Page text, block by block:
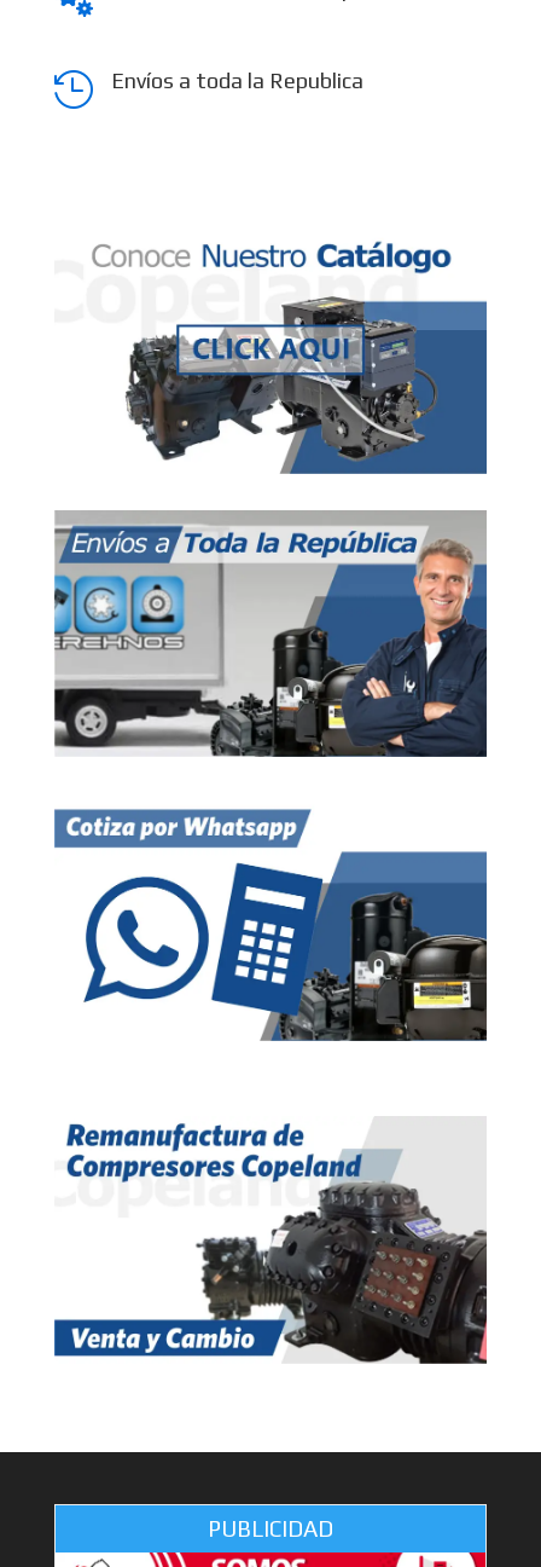
 Envíos a toda la Republica
PUBLICIDAD